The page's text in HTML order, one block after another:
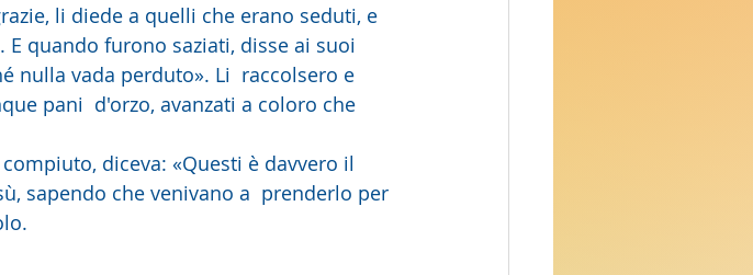
quando furono saziati, disse ai suoi
nulla vada perduto». Li  raccolsero e
pani  d'orzo, avanzati a coloro che
sapendo che venivano a  prenderlo per